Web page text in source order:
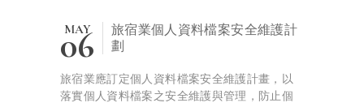
MAY
06
旅宿業個人資料檔案安全維護計
劃
旅宿業應訂定個人資料檔案安全維護計畫，以
落實個人資料檔案之安全維護與管理，防止個